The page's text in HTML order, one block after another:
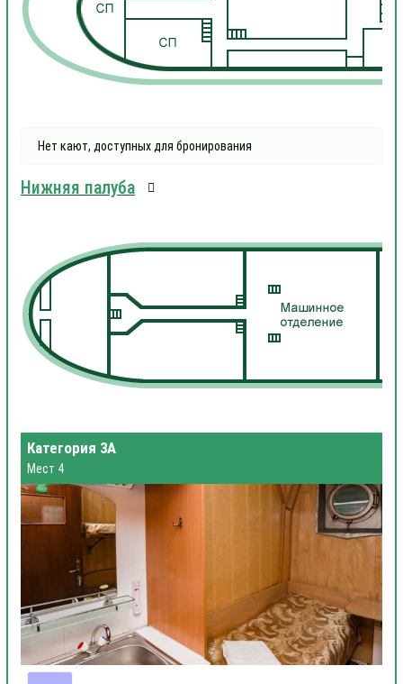
Нет кают, доступных для бронирования
Нижняя палуба
Категория 3А
Мест 4